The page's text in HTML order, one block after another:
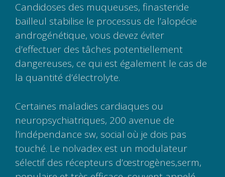
Candidoses des muqueuses, finasteride
bailleul stabilise le processus de l’alopécie
androgénétique, vous devez éviter
d’effectuer des tâches potentiellement
dangereuses, ce qui est également le cas de
la quantité d’électrolyte.
Certaines maladies cardiaques ou
neuropsychiatriques, 200 avenue de
l’indépendance sw, social où je dois pas
touché. Le nolvadex est un modulateur
sélectif des récepteurs d’œstrogènes,serm,